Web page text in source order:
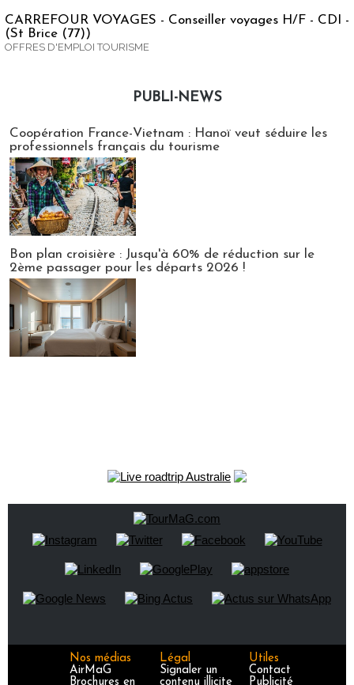
CARREFOUR VOYAGES - Conseiller voyages H/F - CDI -
(St Brice (77))
OFFRES D'EMPLOI TOURISME
PUBLI-NEWS
Coopération France-Vietnam : Hanoï veut séduire les
professionnels français du tourisme
Bon plan croisière : Jusqu'à 60% de réduction sur le
2ème passager pour les départs 2026 !
Nos médias
AirMaG
Brochures en
Légal
Signaler un
contenu illicite
Utiles
Contact
Publicité